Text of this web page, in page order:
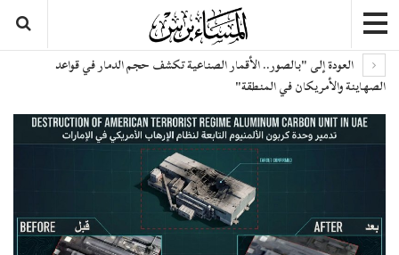
العودة إلى "بالصور.. الأقمار الصناعية تكشف حجم الدمار في قواعد
الصهاينة والأمريكان في المنطقة"